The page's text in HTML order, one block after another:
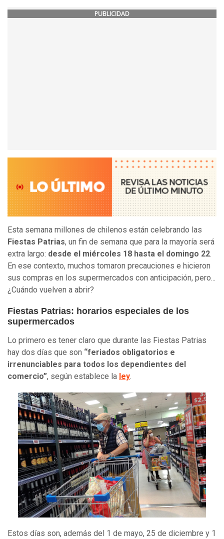
PUBLICIDAD
Esta semana millones de chilenos están celebrando las
Fiestas Patrias, un fin de semana que para la mayoría será
extra largo: desde el miércoles 18 hasta el domingo 22.
En ese contexto, muchos tomaron precauciones e hicieron
sus compras en los supermercados con anticipación, pero...
¿Cuándo vuelven a abrir?
Fiestas Patrias: horarios especiales de los
supermercados
Lo primero es tener claro que durante las Fiestas Patrias
hay dos días que son “feriados obligatorios e
irrenunciables para todos los dependientes del
comercio”, según establece la ley.
Estos días son, además del 1 de mayo, 25 de diciembre y 1